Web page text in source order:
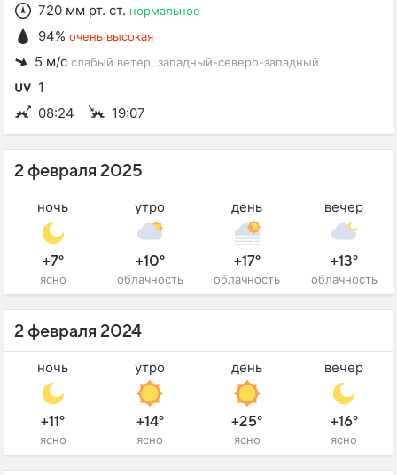
720 мм рт. ст. нормальное
94% очень высокая
5 м/с слабый ветер , западный-северо-западный
1
08:24
19:07
2 февраля 2025
ночь
+7°
ясно
утро
+10°
облачность
день
+17°
облачность
вечер
+13°
облачность
2 февраля 2024
ночь
+11°
ясно
утро
+14°
ясно
день
+25°
ясно
вечер
+16°
ясно